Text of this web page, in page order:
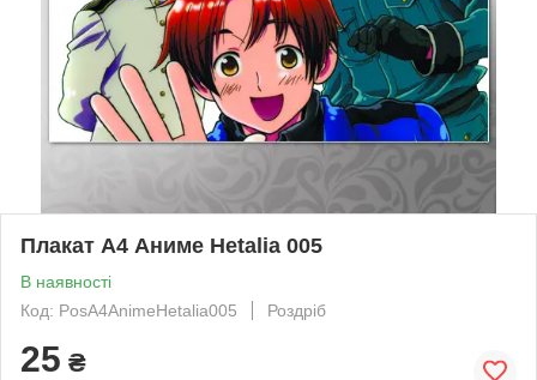
Плакат A4 Аниме Hetalia 005
В наявності
Код: PosА4AnimeHetalia005
Роздріб
25 ₴